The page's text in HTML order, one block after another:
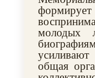
молодых
общая